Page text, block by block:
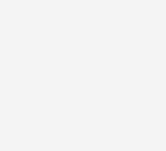
mit der
Palais am
Politik
als
für die